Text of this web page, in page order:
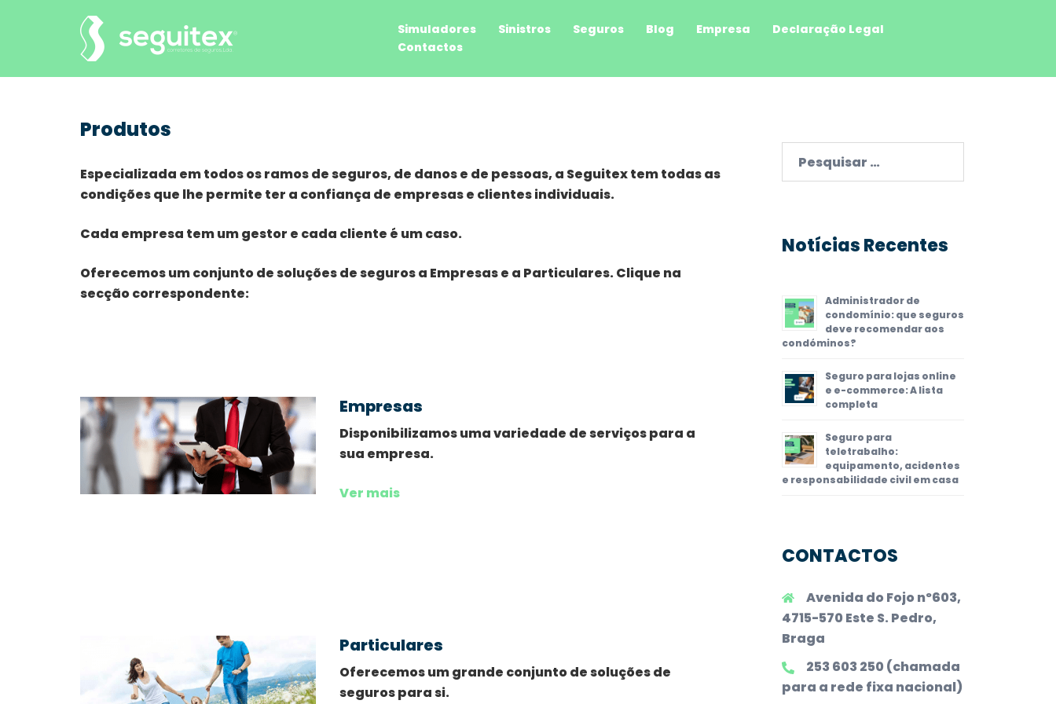
Simuladores Sinistros Seguros Blog Empresa
Declaração Legal
Contactos
Produtos
Especializada em todos os ramos de seguros, de danos e de pessoas, a Seguitextem todas as
condições que lhe permite ter a confiança de empresas e clientes individuais.
Cada empresa tem um gestor e cada cliente é um caso.
Oferecemos um conjunto de soluções de seguros a Empresas e a Particulares. Clique na
secção correspondente:
Empresas
Disponibilizamos uma variedade de serviços para a
sua empresa.
Ver mais
Particulares
Oferecemos um grande conjunto de soluções de
seguros para si.
por:
Notícias Recentes
Administrador de
condomínio: que seguros
deve recomendar aos
condóminos?
Seguro para lojas online
e e-commerce: A lista
completa
Seguro para
teletrabalho:
equipamento, acidentes
e responsabilidade civil em casa
CONTACTOS
Avenida do Fojo nº603,
4715-570 Este S. Pedro,
Braga
253 603 250 (chamada
para a rede fixa nacional)